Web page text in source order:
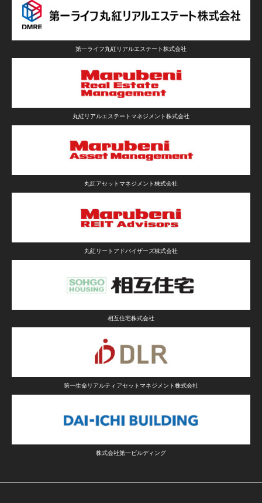
第一ライフ丸紅リアルエステート株式会社
丸紅リアルエステートマネジメント株式会社
丸紅アセットマネジメント株式会社
丸紅リートアドバイザーズ株式会社
相互住宅株式会社
第一生命リアルティアセットマネジメント株式会社
株式会社第一ビルディング